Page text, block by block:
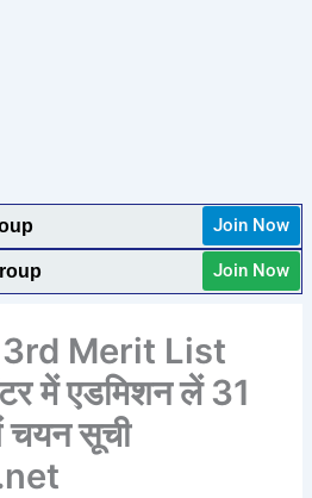
Join Now
Join Now
3rd Merit List
में एडमिशन लें 31
सूची